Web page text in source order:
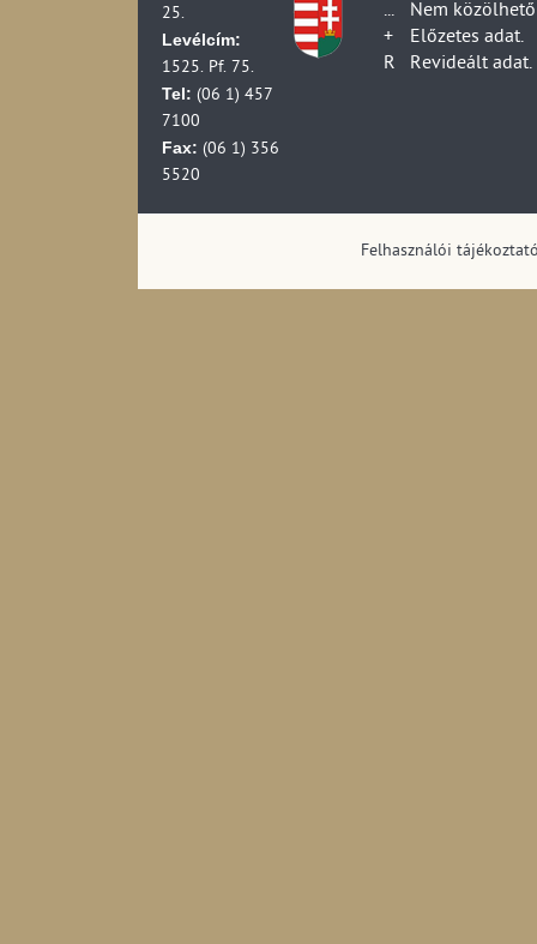
25.
Levélcím:
1525. Pf. 75.
Tel: (06 1) 457
7100
Fax: (06 1) 356
5520
...
Nem
+
Előzetes adat.
R
Revideált adat.
Felhasználói